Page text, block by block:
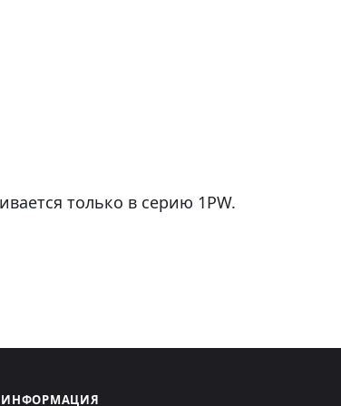
только в серию 1PW.
ИНФОРМАЦИЯ